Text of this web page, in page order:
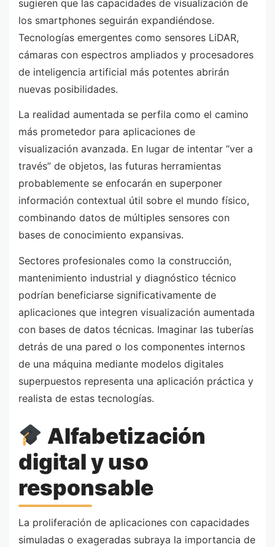
sugieren que las capacidades de visualización de
los smartphones seguirán expandiéndose.
Tecnologías emergentes como sensores LiDAR,
cámaras con espectros ampliados y procesadores
de inteligencia artificial más potentes abrirán
nuevas posibilidades.
La realidad aumentada se perfila como el camino
más prometedor para aplicaciones de
visualización avanzada. En lugar de intentar “ver a
través” de objetos, las futuras herramientas
probablemente se enfocarán en superponer
información contextual útil sobre el mundo físico,
combinando datos de múltiples sensores con
bases de conocimiento expansivas.
Sectores profesionales como la construcción,
mantenimiento industrial y diagnóstico técnico
podrían beneficiarse significativamente de
aplicaciones que integren visualización aumentada
con bases de datos técnicas. Imaginar las tuberías
detrás de una pared o los componentes internos
de una máquina mediante modelos digitales
superpuestos representa una aplicación práctica y
realista de estas tecnologías.
Alfabetización
digital y uso
responsable
La proliferación de aplicaciones con capacidades
simuladas o exageradas subraya la importancia de